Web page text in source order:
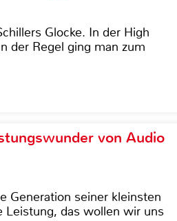
Glocke. In der High
der Regel ging man zum
von Audio
Generation seiner kleinsten
Leistung, das wollen wir uns